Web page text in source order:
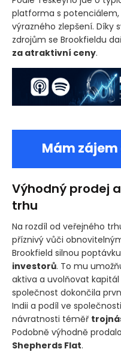
platforma s
výrazného zlepšení. Díky
zdrojům se Brookfieldu
za atraktivní ceny.
Mám
Výhodný prodej
trhu
Na rozdíl od veřejného
příznivý vůči
Brookfield silnou
investorů. To mu
aktiva a uvolňovat
společnost dokončila
Indii a podíl ve společnosti
návratnosti téměř
Podobně výhodně
Shepherds Flat.